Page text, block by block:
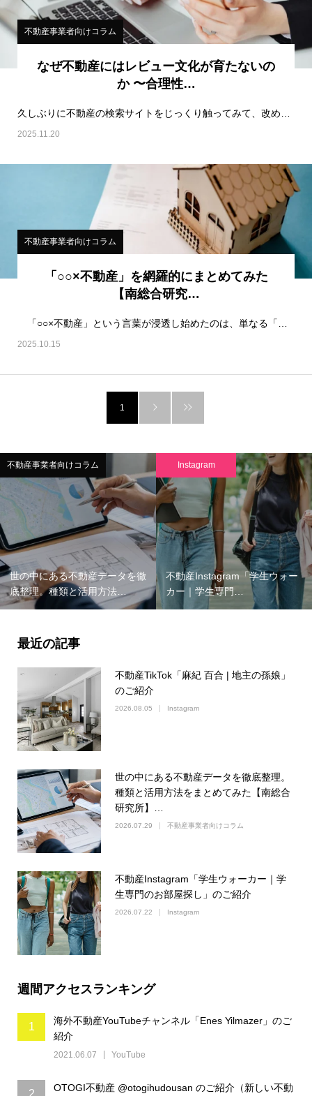
不動産事業者向けコラム
なぜ不動産にはレビュー文化が育たないの
か 〜合理性…
2025.11.20
不動産事業者向けコラム
「○○×不動産」を網羅的にまとめてみた
【南総合研究…
2025.10.15
1
不動産事業者向けコラム
世の中にある不動産データを徹
底整理。種類と活用方法…
Instagram
不動産Instagram「学生ウォー
カー｜学生専門…
最近の記事
不動産TikTok「麻紀 百合 | 地主の孫娘」
のご紹介
2026.08.05 Instagram
世の中にある不動産データを徹底整理。
種類と活用方法をまとめてみた【南総合
研究所】…
2026.07.29 不動産事業者向けコラム
不動産Instagram「学生ウォーカー｜学
生専門のお部屋探し」のご紹介
2026.07.22 Instagram
週間アクセスランキング
1
海外不動産YouTubeチャンネル「Enes Yilmazer」のご
紹介
2021.06.07 YouTube
2
OTOGI不動産 @otogihudousan のご紹介（新しい不動